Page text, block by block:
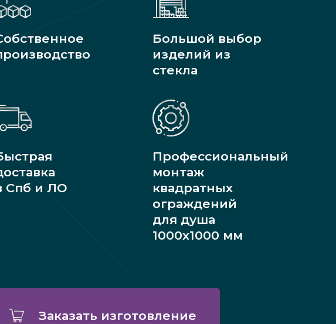
Большой выбор
изделий из
стекла
Спб и ЛО
Профессиональный
монтаж
квадратных
ограждений
для душа
1000х1000 мм
Заказать изготовление